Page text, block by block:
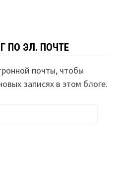
ПО ЭЛ. ПОЧТЕ
почты, чтобы
записях в этом блоге.